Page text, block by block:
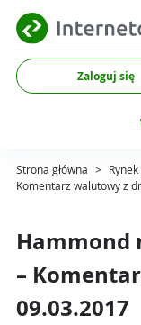
Zaloguj się
Strona główna >
Komentarz walutowy z
Hammond
–
09.03.2017